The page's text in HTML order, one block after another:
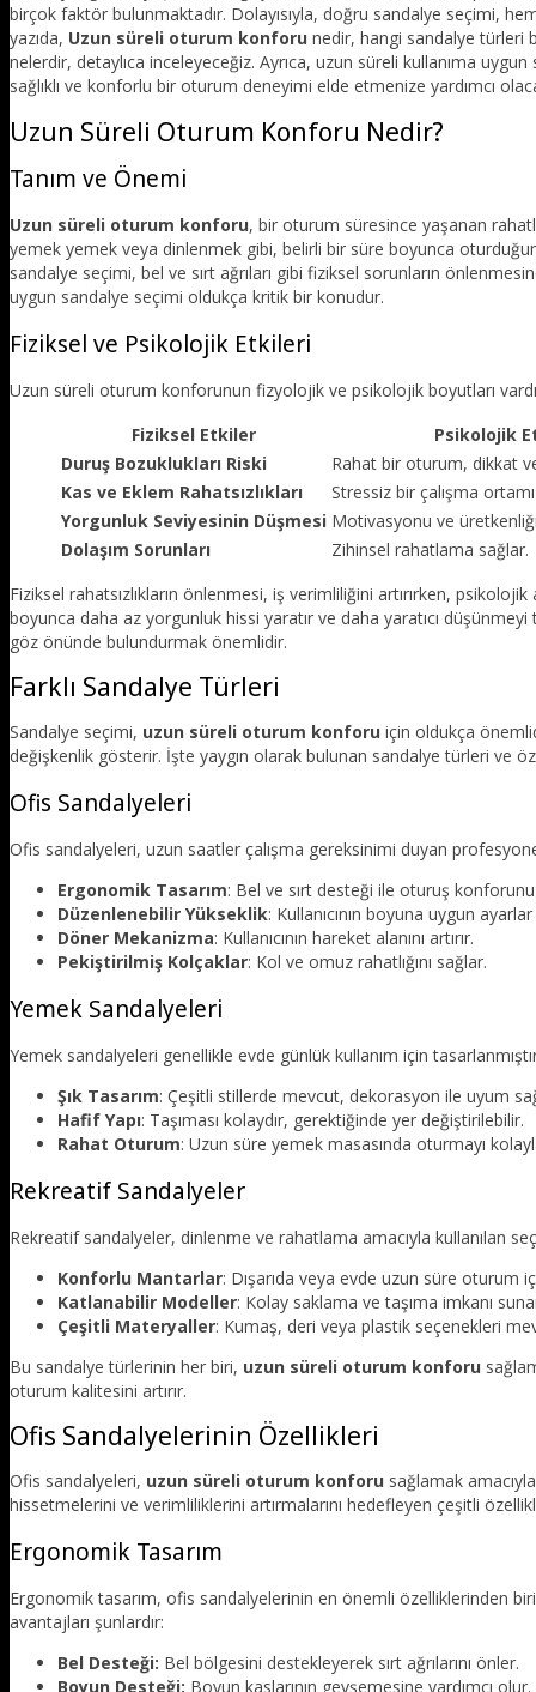
birçok faktör bulunmaktadır. Dolayısıyla, doğru sandalye seçimi,
yazıda, Uzun süreli oturum konforu nedir, hangi sandalye türleri
nelerdir, detaylıca inceleyeceğiz. Ayrıca, uzun süreli kullanıma
sağlıklı ve konforlu bir oturum deneyimi elde etmenize yardımcı
Uzun Süreli Oturum Konforu Nedir?
Tanım ve Önemi
Uzun süreli oturum konforu, bir oturum süresince yaşanan
yemek yemek veya dinlenmek gibi, belirli bir süre boyunca
sandalye seçimi, bel ve sırt ağrıları gibi fiziksel sorunların
uygun sandalye seçimi oldukça kritik bir konudur.
Fiziksel ve Psikolojik Etkileri
Uzun süreli oturum konforunun fizyolojik ve psikolojik boyutları
Fiziksel Etkiler
Psikolojik
Duruş Bozuklukları Riski
Rahat bir oturum, dikkat
Kas ve Eklem Rahatsızlıkları
Stressiz bir çalışma
Yorgunluk Seviyesinin Düşmesi Motivasyonu ve üretkenliği
Dolaşım Sorunları
Zihinsel rahatlama sağlar.
Fiziksel rahatsızlıkların önlenmesi, iş verimliliğini artırırken,
boyunca daha az yorgunluk hissi yaratır ve daha yaratıcı
göz önünde bulundurmak önemlidir.
Farklı Sandalye Türleri
Sandalye seçimi, uzun süreli oturum konforu için oldukça
değişkenlik gösterir. İşte yaygın olarak bulunan sandalye türleri ve
Ofis Sandalyeleri
Ofis sandalyeleri, uzun saatler çalışma gereksinimi duyan
Ergonomik Tasarım: Bel ve sırt desteği ile oturuş konforunu
Düzenlenebilir Yükseklik: Kullanıcının boyuna uygun
Döner Mekanizma: Kullanıcının hareket alanını artırır.
Pekiştirilmiş Kolçaklar: Kol ve omuz rahatlığını sağlar.
Yemek Sandalyeleri
Yemek sandalyeleri genellikle evde günlük kullanım için
Şık Tasarım: Çeşitli stillerde mevcut, dekorasyon ile uyum
Hafif Yapı: Taşıması kolaydır, gerektiğinde yer değiştirilebilir.
Rahat Oturum: Uzun süre yemek masasında oturmayı
Rekreatif Sandalyeler
Rekreatif sandalyeler, dinlenme ve rahatlama amacıyla kullanılan
Konforlu Mantarlar: Dışarıda veya evde uzun süre oturum
Katlanabilir Modeller: Kolay saklama ve taşıma imkanı
Çeşitli Materyaller: Kumaş, deri veya plastik seçenekleri
Bu sandalye türlerinin her biri, uzun süreli oturum konforu
oturum kalitesini artırır.
Ofis Sandalyelerinin Özellikleri
Ofis sandalyeleri, uzun süreli oturum konforu sağlamak
hissetmelerini ve verimliliklerini artırmalarını hedefleyen çeşitli
Ergonomik Tasarım
Ergonomik tasarım, ofis sandalyelerinin en önemli özelliklerinden
avantajları şunlardır:
Bel Desteği: Bel bölgesini destekleyerek sırt ağrılarını önler.
Boyun Desteği: Boyun kaslarının gevşemesine yardımcı olur.